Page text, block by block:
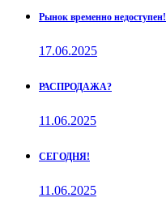
Рынок временно недоступен!
17.06.2025
РАСПРОДАЖА?
11.06.2025
СЕГОДНЯ!
11.06.2025